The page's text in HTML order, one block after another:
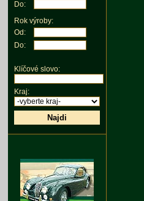
Do:
Rok výroby:
Od:
Do:
Klíčové slovo:
Kraj:
Najdi